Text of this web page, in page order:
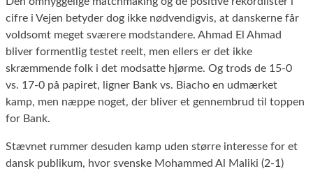
cifre i Vejen betyder dog ikke nødvendigvis, at danskerne får
voldsomt meget sværere modstandere. Ahmad El Ahmad
bliver formentlig testet reelt, men ellers er det ikke
skræmmende folk i det modsatte hjørme. Og trods de 15-0
vs. 17-0 på papiret, ligner Bank vs. Biacho en udmærket
kamp, men næppe noget, der bliver et gennembrud til toppen
for Bank.
Stævnet rummer desuden kamp uden større interesse for et
dansk publikum, hvor svenske Mohammed Al Maliki (2-1)